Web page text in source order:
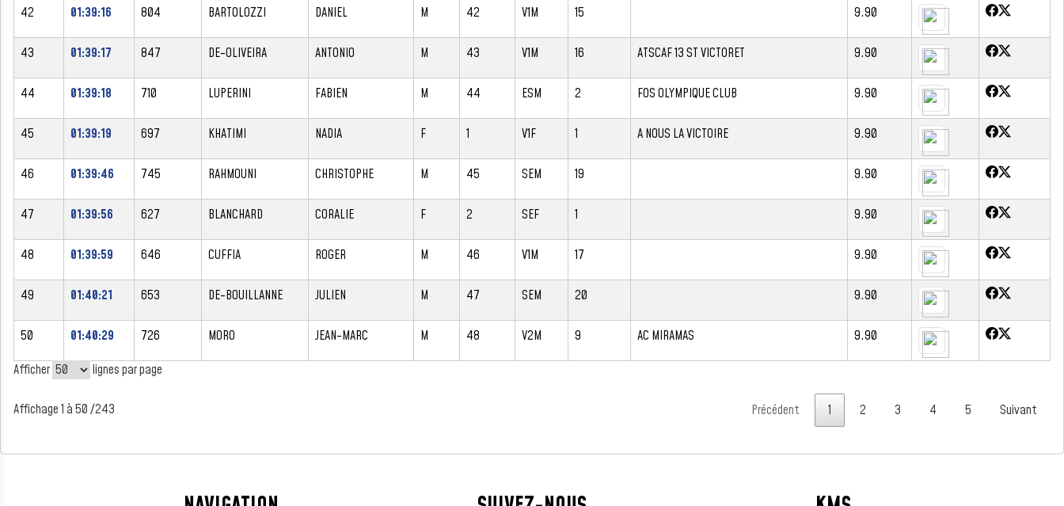
42 01:39:16 804 BARTOLOZZI DANIEL M 42 V1M 15 9.90
43 01:39:17 847 DE-OLIVEIRA ANTONIO M 43 V1M 16 ATSCAF 13 ST VICTORET 9.90
44 01:39:18 710 LUPERINI FABIEN M 44 ESM 2 FOS OLYMPIQUE CLUB 9.90
45 01:39:19 697 KHATIMI NADIA F 1 V1F 1 A NOUS LA VICTOIRE 9.90
46 01:39:46 745 RAHMOUNI CHRISTOPHE M 45 SEM 19 9.90
47 01:39:56 627 BLANCHARD CORALIE F 2 SEF 1 9.90
48 01:39:59 646 CUFFIA ROGER M 46 V1M 17 9.90
49 01:40:21 653 DE-BOUILLANNE JULIEN M 47 SEM 20 9.90
50 01:40:29 726 MORO JEAN-MARC M 48 V2M 9 AC MIRAMAS
9.90
Afficher
lignes par page
Affichage 1 à 50 /243 Précédent 1 2 3 4 5 Suivant